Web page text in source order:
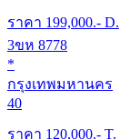
ราคา 199,000.- D.
3ขห 8778
*
กรุงเทพมหานคร
40
ราคา 120,000.- T.